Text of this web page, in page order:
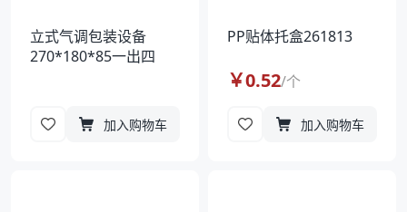
立式气调包装设备
270*180*85一出四
加入购物车
PP贴体托盒261813
￥0.52/个
加入购物车